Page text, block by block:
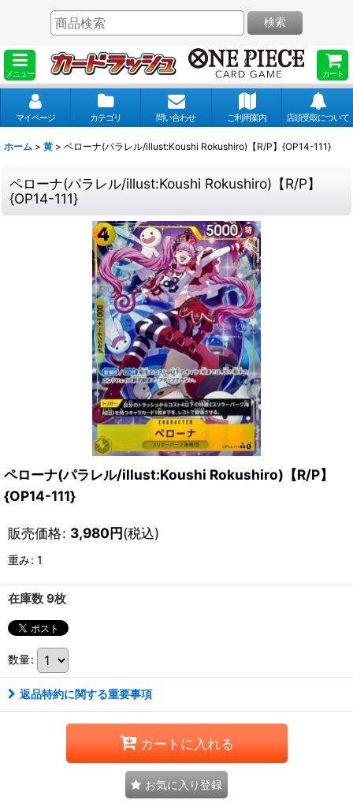
メニュー カート
検索
マイページ カテゴリ 問い合わせ ご利用案内 店頭受取について
ホーム > 黄 > ペローナ(パラレル/illust:Koushi Rokushiro)【R/P】{OP14-111}
ペローナ(パラレル/illust:Koushi Rokushiro)【R/P】
{OP14-111}
ペローナ(パラレル/illust:Koushi Rokushiro)【R/P】
{OP14-111}
販売価格: 3,980円(税込)
重み: 1
在庫数 9枚
数量:
返品特約に関する重要事項
カートに入れる
お気に入り登録